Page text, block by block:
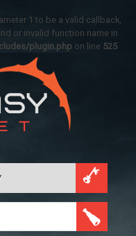
1 to be a valid callback,
or invalid function name in
plugin.php on line 525